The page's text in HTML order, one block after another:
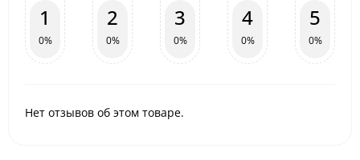
1
0%
2
0%
3
0%
4
0%
5
0%
Нет отзывов об этом товаре.